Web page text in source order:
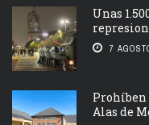
Unas
7
Prohíben
Alas de